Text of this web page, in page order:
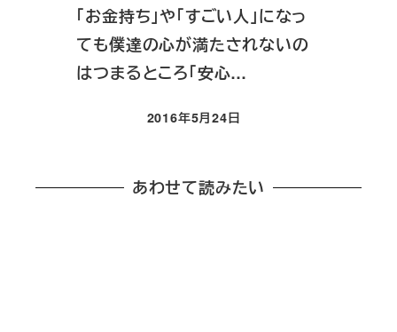
「お金持ち」や「すごい人」になっ
ても僕達の心が満たされないの
はつまるところ「安心…
投稿日
2016年5月24日
あわせて読みたい